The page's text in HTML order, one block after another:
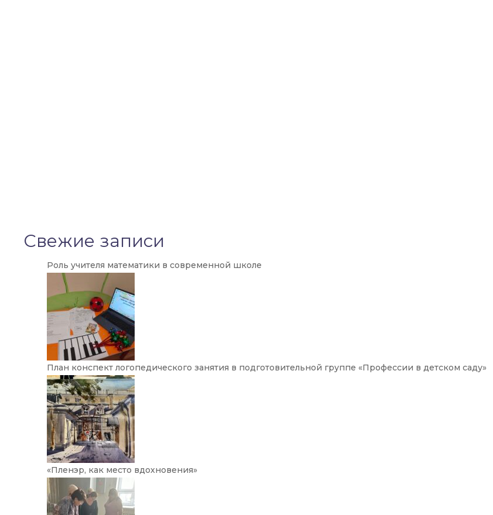
Свежие записи
Роль учителя математики в современной школе
План конспект логопедического занятия в подготовительной группе «Профессии в детском саду»
«Пленэр, как место вдохновения»